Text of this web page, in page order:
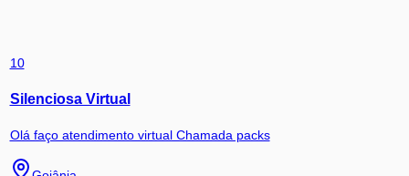
10
Silenciosa Virtual
Olá faço atendimento virtual Chamada packs